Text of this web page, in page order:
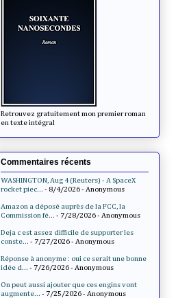
Retrouvez gratuitement mon premier roman
en texte intégral
Commentaires récents
WASHINGTON, Aug 4 (Reuters) - A SpaceX
rocket piec... - 8/4/2026- Anonymous
Amazon a déposé auprès de la FCC, la
Commission fé... - 7/28/2026- Anonymous
Deja c est assez difficile de supporter les
conste... - 7/27/2026- Anonymous
Réponse à anonyme : oui ce serait une bonne
idée d... - 7/26/2026- Anonymous
On peut aussi ajouter que ces engins vont
augmente... - 7/25/2026- Anonymous